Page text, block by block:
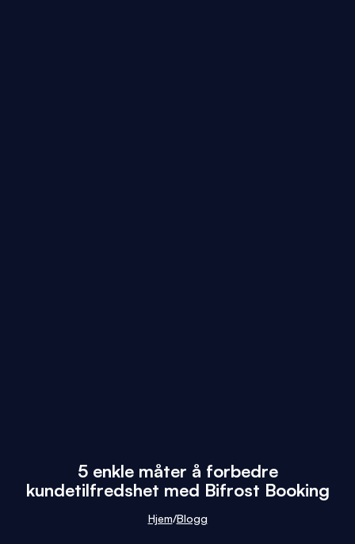
5 enkle måter å forbedre
kundetilfredshet med Bifrost Booking
Hjem/Blogg